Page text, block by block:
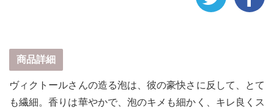
商品詳細
ヴィクトールさんの造る泡は、彼の豪快さに反して、とて
も繊細。香りは華やかで、泡のキメも細かく、キレ良くス